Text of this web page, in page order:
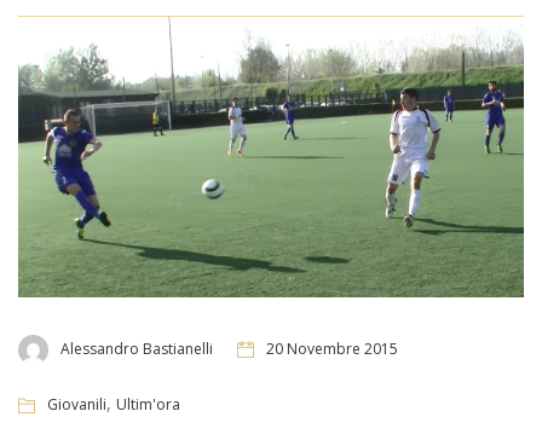
Alessandro Bastianelli 20 Novembre 2015
Giovanili, Ultim'ora